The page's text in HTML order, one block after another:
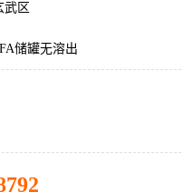
武区
储罐无溶出